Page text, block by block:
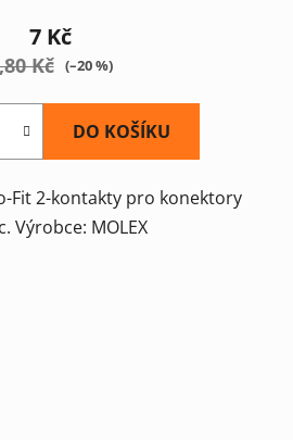
7 Kč
Kč (–20 %)
DO KOŠÍKU
Fit 2-kontakty pro konektory
Výrobce: MOLEX